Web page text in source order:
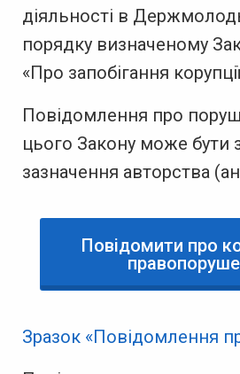
діяльності в
порядку визначеному
«Про запобігання
Повідомлення про
цього Закону може бути
зазначення авторства
Повідомити про
Зразок «Повідомлення